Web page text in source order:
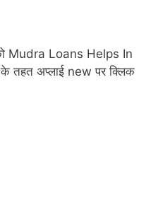
Mudra Loans Helps In
अप्लाई new पर क्लिक